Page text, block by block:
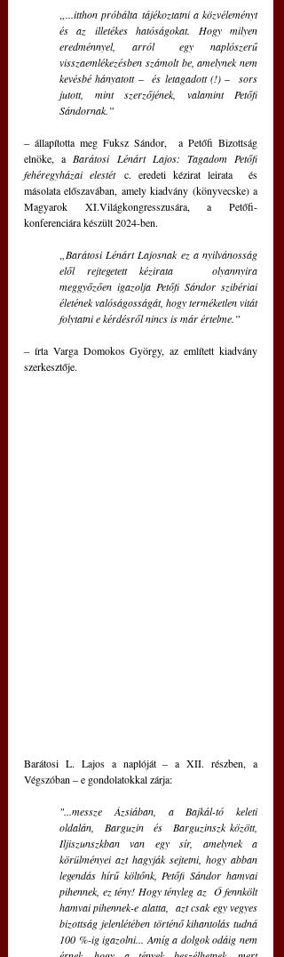
„...itthon próbálta tájékoztatni a közvéleményt
és az illetékes hatóságokat. Hogy milyen
eredménnyel,  arról   egy  naplószerű
visszaemlékezésben számolt be, amelynek nem
kevésbé hányatott ‒  és letagadott (!) ‒  sors
jutott, mint szerzőjének, valamint Petőfi
Sándornak.”
‒ állapította meg Fuksz Sándor,  a Petőfi Bizottság
elnöke, a Barátosi Lénárt Lajos: Tagadom Petőfi
fehéregyházai elestét c. eredeti kézirat leirata  és
másolata előszavában, amely kiadvány (könyvecske) a
Magyarok XI.Világkongresszusára, a Petőfi-
konferenciára készült 2024-ben.
„Barátosi Lénárt Lajosnak ez a nyilvánosság
elől rejtegetett kézirata   olyannyira
meggyőzően igazolja Petőfi Sándor szibériai
életének valóságosságát, hogy terméketlen vitát
folytatni e kérdésről nincs is már értelme.”
‒ írta Varga Domokos György, az említett kiadvány
szerkesztője.
Barátosi L. Lajos a naplóját – a XII. részben, a
Végszóban – e gondolatokkal zárja:
"...messze Ázsiában, a Bajkál-tó keleti
oldalán,  Barguzin  és  Barguzinszk között,
Iljiszunszkban van egy sír, amelynek a
körülményei azt hagyják sejtetni, hogy abban
legendás hírű költőnk, Petőfi Sándor hamvai
pihennek, ez tény! Hogy tényleg az  Ő fennkölt
hamvai pihennek-e alatta,  azt csak egy vegyes
bizottság jelenlétében történő kihantolás tudná
100 %-ig igazolni... Amíg a dolgok odáig nem